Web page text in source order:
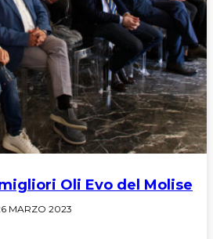
Oli Evo del Molise
MARZO 2023